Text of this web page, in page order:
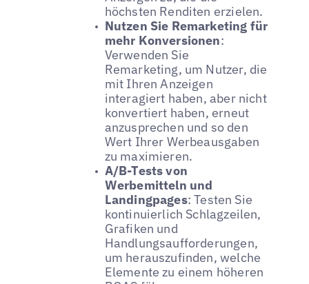
höchsten Renditen erzielen.
Nutzen Sie Remarketing für
mehr Konversionen:
Verwenden Sie
Remarketing, um Nutzer, die
mit Ihren Anzeigen
interagiert haben, aber nicht
konvertiert haben, erneut
anzusprechen und so den
Wert Ihrer Werbeausgaben
zu maximieren.
A/B-Tests von
Werbemitteln und
Landingpages: Testen Sie
kontinuierlich Schlagzeilen,
Grafiken und
Handlungsaufforderungen,
um herauszufinden, welche
Elemente zu einem höheren